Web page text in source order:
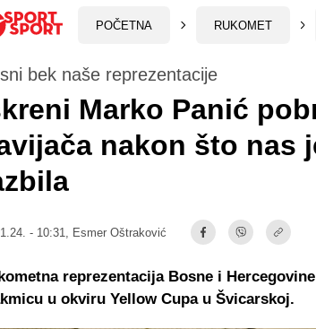
POČETNA RUKOMET
bek naše reprezentacije
Marko Panić
nakon što nas
- 10:31, Esmer Oštraković
reprezentacija Bosne i
u okviru Yellow Cupa u Švicarskoj.